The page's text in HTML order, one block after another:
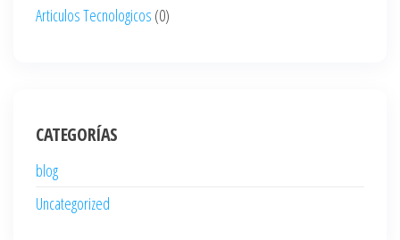
Articulos Tecnologicos (0)
CATEGORÍAS
blog
Uncategorized